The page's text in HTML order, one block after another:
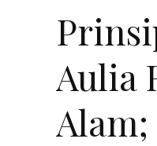
Aulia